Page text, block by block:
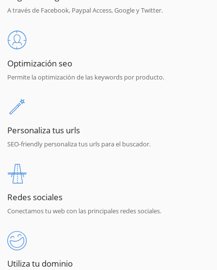
A través de Facebook, Paypal Access, Google y Twitter.
Optimización seo
Permite la optimización de las keywords por producto.
Personaliza tus urls
SEO-friendly personaliza tus urls para el buscador.
Redes sociales
Conectamos tu web con las principales redes sociales.
Utiliza tu dominio